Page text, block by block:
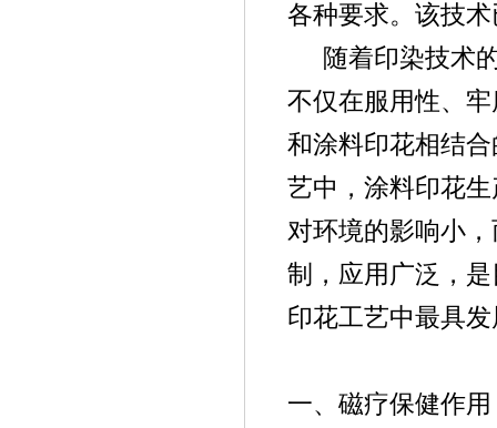
各种要求。该技
随着印染技术
不仅在服用性、
和涂料印花相结
艺中，涂料印花
对环境的影响小
制，应用广泛，
印花工艺中最具
一、 磁疗保健作用